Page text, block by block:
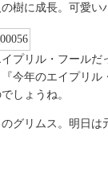
樹に成長。可愛い
プリル・フール
今年のエイプリ
しょうね。
グリムス。明日は